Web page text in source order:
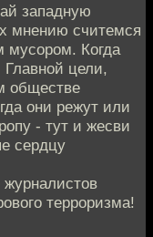
западную
мнению считемся
мусором. Когда
Главной цели,
обществе
они режут или
- тут и жесви
сердцу
терроризма!